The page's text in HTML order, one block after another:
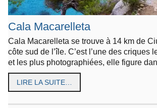
Cala Macarelleta
Cala Macarelleta se trouve à 14 km de
côte sud de l’île. C’est l’une des criques
et les plus photographiées, elle figure
LIRE LA SUITE…